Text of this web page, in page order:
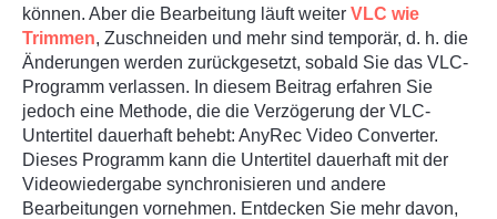
können. Aber die Bearbeitung läuft weiter VLC wie
Trimmen, Zuschneiden und mehr sind temporär, d. h. die
Änderungen werden zurückgesetzt, sobald Sie das VLC-
Programm verlassen. In diesem Beitrag erfahren Sie
jedoch eine Methode, die die Verzögerung der VLC-
Untertitel dauerhaft behebt: AnyRec Video Converter.
Dieses Programm kann die Untertitel dauerhaft mit der
Videowiedergabe synchronisieren und andere
Bearbeitungen vornehmen. Entdecken Sie mehr davon,